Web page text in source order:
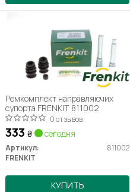
Ремкомплект направляючих
супорта FRENKIT 811002
0 отзывов
333 ₴ сегодня
Артикул:
811002
FRENKIT
КУПИТЬ